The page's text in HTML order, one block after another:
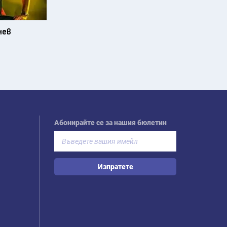
Абонирайте се за нашия бюлетин
Изпратете